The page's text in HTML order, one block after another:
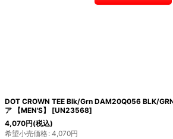
DOT CROWN TEE Blk/Grn DAM20Q056 BLK/
ア 【MEN'S】
[UN23568]
4,070円(税込)
希望小売価格: 4,070円